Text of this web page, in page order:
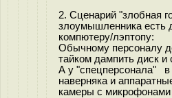
2. Сценарий "злобная
злоумышленника есть
компютеру/лэптопу:
Обычному персоналу
тайком дампить диск и
А у "спецперсонала" в
наверняка и
камеры с микрофонами